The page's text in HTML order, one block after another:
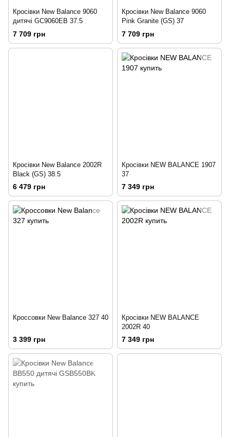
Кросівки New Balance 9060
дитячі GC9060EB 37.5
7 709 грн
Кросівки New Balance 9060
Pink Granite (GS) 37
7 709 грн
Кросівки New Balance 2002R
Black (GS) 38.5
6 479 грн
Кросівки NEW BALANCE 1907
37
7 349 грн
Кроссовки New Balance 327 40
3 399 грн
Кросівки NEW BALANCE
2002R 40
7 349 грн